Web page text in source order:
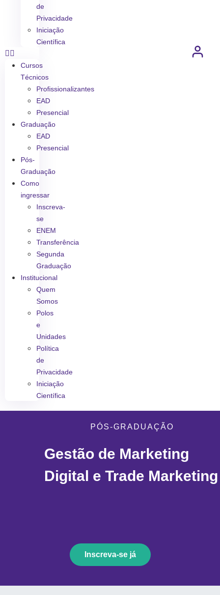
de
Privacidade
Iniciação
Científica
Cursos
Técnicos
Profissionalizantes
EAD
Presencial
Graduação
EAD
Presencial
Pós-
Graduação
Como
ingressar
Inscreva-
se
ENEM
Transferência
Segunda
Graduação
Institucional
Quem
Somos
Polos
e
Unidades
Política
de
Privacidade
Iniciação
Científica
PÓS-GRADUAÇÃO
Gestão de Marketing
Digital e Trade Marketing
Inscreva-se já